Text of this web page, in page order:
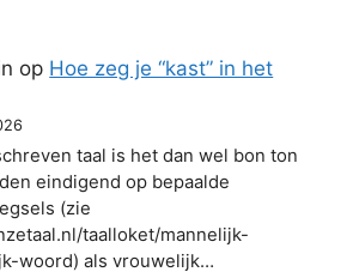
op Hoe zeg je “kast” in het
taal is het dan wel bon ton
eindigend op bepaalde
(zie
taalloket/mannelijk-
woord) als vrouwelijk…